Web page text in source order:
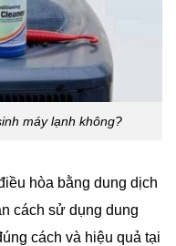
máy lạnh không?
hòa bằng dung dịch
cách sử dụng dung
cách và hiệu quả tại